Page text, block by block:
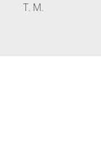
T. M.